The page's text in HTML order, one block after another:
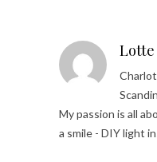
Lotte
My passion is all
a smile - DIY light